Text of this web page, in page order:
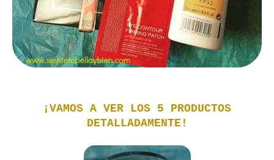
¡VAMOS A VER LOS 5 PRODUCTOS
DETALLADAMENTE!